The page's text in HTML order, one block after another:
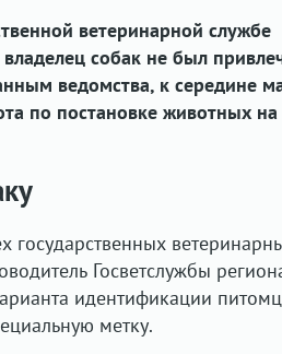
ветеринарной службе
собак не был
ведомства, к середине
по постановке животных на
Госветслужбы
идентификации
метку.